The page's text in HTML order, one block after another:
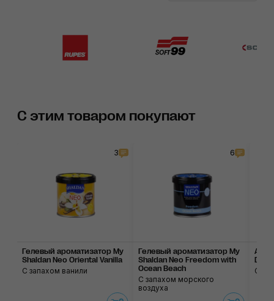
С этим товаром покупают
3
Гелевый ароматизатор My
Shaldan Neo Oriental Vanilla
С запахом ванили
6
Гелевый ароматизатор My
Shaldan Neo Freedom with
Ocean Beach
С запахом морского
воздуха
С